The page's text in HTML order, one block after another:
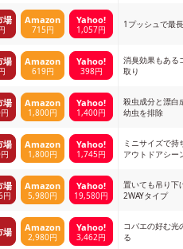
場 Amazon
715円
Yahoo!
1,057円 1プッシュで最
場 Amazon
619円
Yahoo!
398円
消臭効果もある
取り
場 Amazon
1,800円
Yahoo!
1,400円
殺虫成分と漂白
幼虫を排除
場 Amazon
1,800円
Yahoo!
1,745円
ミニサイズで持
アウトドアシー
場
円
Amazon
5,980円
Yahoo!
19,580円
置いても吊り下
2WAYタイプ
場 Amazon
2,980円
Yahoo!
3,462円
コバエの好む光
る